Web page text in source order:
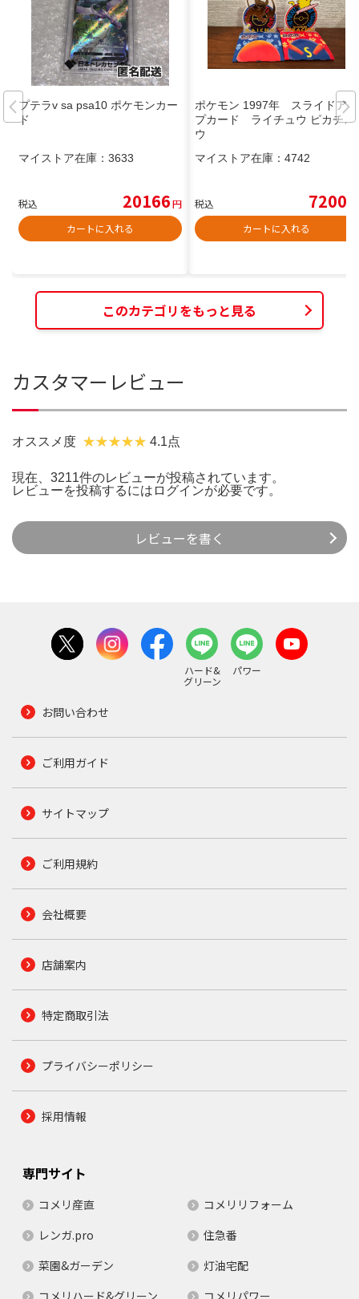
プテラv sa psa10 ポケモンカー
ド
マイストア在庫： 3633
税込 20166円
カートに入れる
ポケモン 1997年 スライドアッ
プカード ライチュウ ピカチュ
ウ
マイストア在庫： 4742
税込 7200
カートに入れる
このカテゴリをもっと見る
カスタマーレビュー
オススメ度 4.1点
現在、3211件のレビューが投稿されています。
レビューを投稿するには ログインが必要です。
レビューを書く
ハード&
グリーン
パワー
お問い合わせ
ご利用ガイド
サイトマップ
ご利用規約
会社概要
店舗案内
特定商取引法
プライバシーポリシー
採用情報
専門サイト
コメリ産直
コメリリフォーム
レンガ.pro
住急番
菜園&ガーデン
灯油宅配